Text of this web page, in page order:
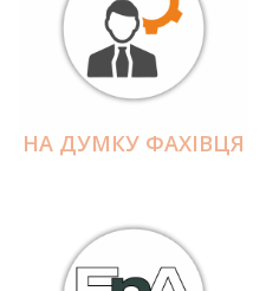
НА ДУМКУ ФАХІВЦЯ